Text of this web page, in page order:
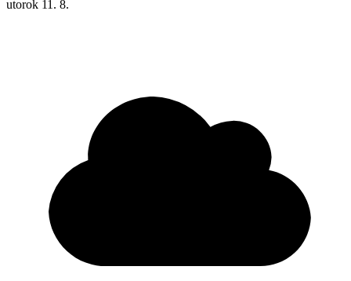
utorok 11. 8.